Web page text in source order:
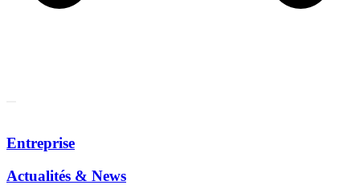
Entreprise
Actualités & News